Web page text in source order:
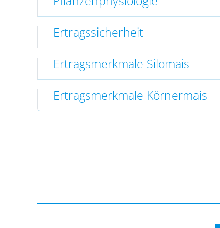
Ertragssicherheit
Ertragsmerkmale Silomais
Ertragsmerkmale Körnermais